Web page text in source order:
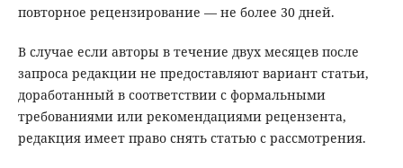
повторное рецензирование — не более 30 дней.
В случае если авторы в течение двух месяцев после
запроса редакции не предоставляют вариант статьи,
доработанный в соответствии с формальными
требованиями или рекомендациями рецензента,
редакция имеет право снять статью с рассмотрения.